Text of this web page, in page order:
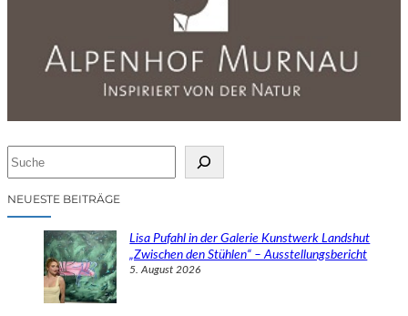
cNEUESTE BEITRÄGE
Lisa Pufahl in der Galerie Kunstwerk Landshut
„Zwischen den Stühlen“ – Ausstellungsbericht
5. August 2026